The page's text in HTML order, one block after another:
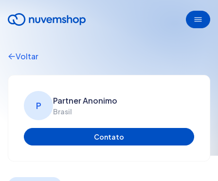
Voltar
P Partner Anonimo
Brasil
Contato